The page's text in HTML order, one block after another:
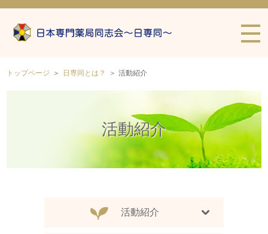
トップページ ＞ 日専同とは？ ＞ 活動紹介
活動紹介
活動紹介